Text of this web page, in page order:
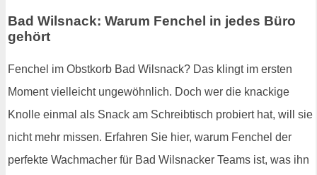
Bad Wilsnack: Warum Fenchel in jedes Büro
gehört
Fenchel im Obstkorb Bad Wilsnack? Das klingt im ersten
Moment vielleicht ungewöhnlich. Doch wer die knackige
Knolle einmal als Snack am Schreibtisch probiert hat, will sie
nicht mehr missen. Erfahren Sie hier, warum Fenchel der
perfekte Wachmacher für Bad Wilsnacker Teams ist, was ihn